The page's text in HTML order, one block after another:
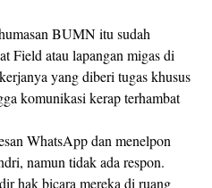
BUMN itu sudah
Field atau lapangan migas di
yang diberi tugas khusus
komunikasi kerap terhambat
WhatsApp dan menelpon
namun tidak ada respon.
hak bicara mereka di ruang